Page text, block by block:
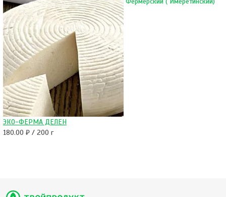
ЭКО-ФЕРМА ДЕЛЕН
180.00 ₽ / 200 г